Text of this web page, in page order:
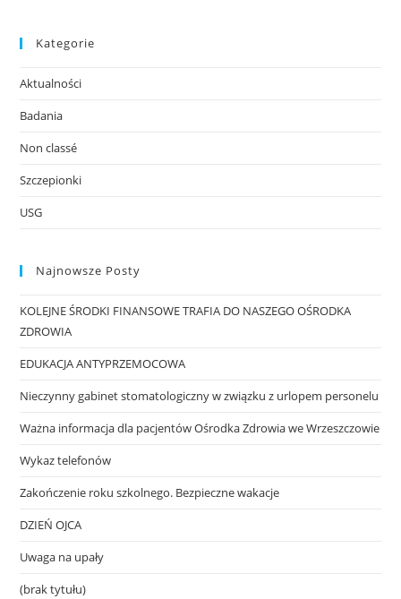
Kategorie
Aktualności
Badania
Non classé
Szczepionki
USG
Najnowsze Posty
KOLEJNE ŚRODKI FINANSOWE TRAFIA DO NASZEGO OŚRODKA
ZDROWIA
EDUKACJA ANTYPRZEMOCOWA
Nieczynny gabinet stomatologiczny w związku z urlopem personelu
Ważna informacja dla pacjentów Ośrodka Zdrowia we Wrzeszczowie
Wykaz telefonów
Zakończenie roku szkolnego. Bezpieczne wakacje
DZIEŃ OJCA
Uwaga na upały
(brak tytułu)